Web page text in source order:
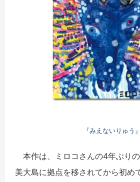
『みえないりゅう』
本作は、ミロコさんの4年ぶり
美大島に拠点を移されてから初め